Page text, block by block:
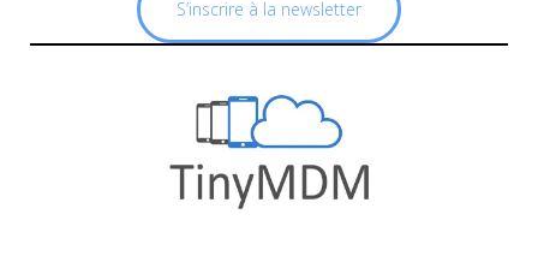
S’inscrire à la newsletter